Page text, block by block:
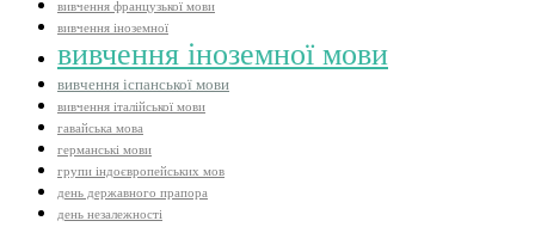
вивчення французької мови
вивчення іноземної
вивчення іноземної мови
вивчення іспанської мови
вивчення італійської мови
гавайська мова
германські мови
групи індоєвропейських мов
день державного прапора
день незалежності